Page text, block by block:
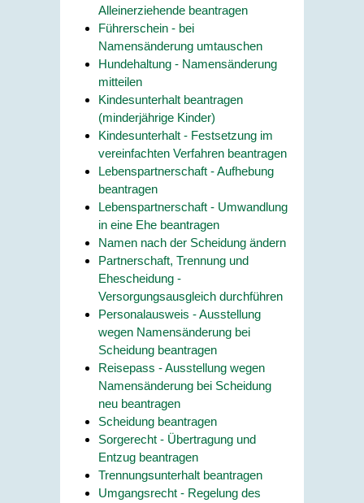
Alleinerziehende beantragen
Führerschein - bei
Namensänderung umtauschen
Hundehaltung - Namensänderung
mitteilen
Kindesunterhalt beantragen
(minderjährige Kinder)
Kindesunterhalt - Festsetzung im
vereinfachten Verfahren beantragen
Lebenspartnerschaft - Aufhebung
beantragen
Lebenspartnerschaft - Umwandlung
in eine Ehe beantragen
Namen nach der Scheidung ändern
Partnerschaft, Trennung und
Ehescheidung -
Versorgungsausgleich durchführen
Personalausweis - Ausstellung
wegen Namensänderung bei
Scheidung beantragen
Reisepass - Ausstellung wegen
Namensänderung bei Scheidung
neu beantragen
Scheidung beantragen
Sorgerecht - Übertragung und
Entzug beantragen
Trennungsunterhalt beantragen
Umgangsrecht - Regelung des